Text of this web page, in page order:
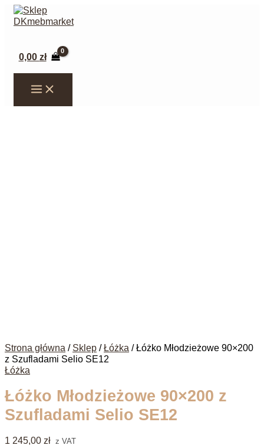
Przejdź
do
0,00 zł
Strona główna / Sklep /Łóżka / Łóżko Młodzieżowe 90×200
z Szufladami Selio SE12
Łóżka
Łóżko Młodzieżowe 90×200 z
Szufladami Selio SE12
1 245,00 zł z VAT